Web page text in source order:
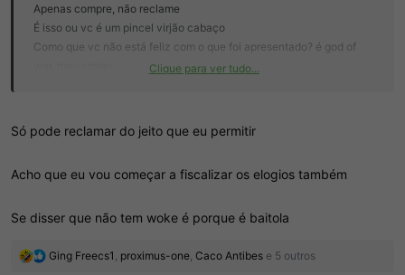
Apenas compre, não reclame
É isso ou vc é um pincel virjão cabaço
Como que vc não está feliz com o que foi apresentado? é god of
Clique para ver tudo...
Só pode reclamar do jeito que eu permitir
Acho que eu vou começar a fiscalizar os elogios também
Se disser que não tem woke é porque é baitola
R
Ging Freecs1 proximus-one Caco Antibes e 5 outros